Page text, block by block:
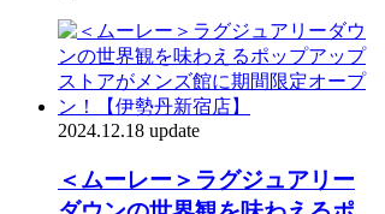
2024.12.18 update
＜ムーレー＞ラグジュアリー